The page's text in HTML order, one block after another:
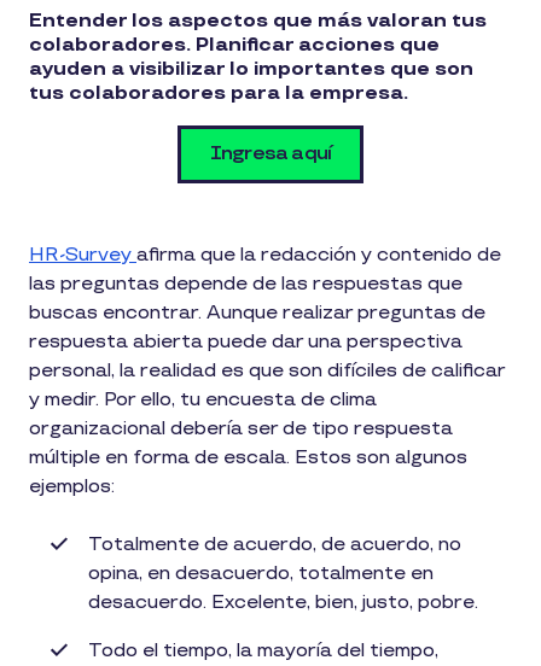
Entender los aspectos que más valoran tus
colaboradores. Planificar acciones que
ayuden a visibilizar lo importantes que son
tus colaboradores para la empresa.
Ingresa aquí
HR-Survey afirma que la redacción y contenido de
las preguntas depende de las respuestas que
buscas encontrar. Aunque realizar preguntas de
respuesta abierta puede dar una perspectiva
personal, la realidad es que son difíciles de calificar
y medir. Por ello, tu encuesta de clima
organizacional debería ser de tipo respuesta
múltiple en forma de escala. Estos son algunos
ejemplos:
Totalmente de acuerdo, de acuerdo, no
opina, en desacuerdo, totalmente en
desacuerdo. Excelente, bien, justo, pobre.
Todo el tiempo, la mayoría del tiempo,